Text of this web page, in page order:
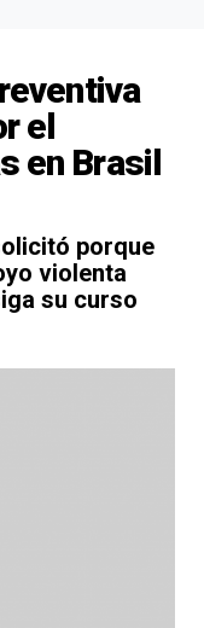
el
en Brasil
porque
violenta
su curso